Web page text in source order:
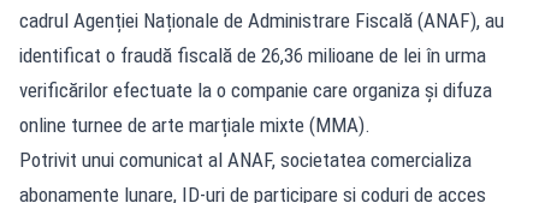
cadrul Agenției Naționale de Administrare Fiscală (ANAF), au
identificat o fraudă fiscală de 26,36 milioane de lei în urma
verificărilor efectuate la o companie care organiza și difuza
online turnee de arte marțiale mixte (MMA).
Potrivit unui comunicat al ANAF, societatea comercializa
abonamente lunare, ID-uri de participare și coduri de acces